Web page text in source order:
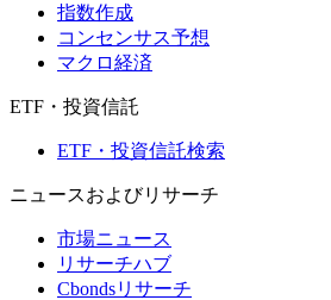
指数作成
コンセンサス予想
マクロ経済
ETF・投資信託
ETF・投資信託検索
ニュースおよびリサーチ
市場ニュース
リサーチハブ
Cbondsリサーチ